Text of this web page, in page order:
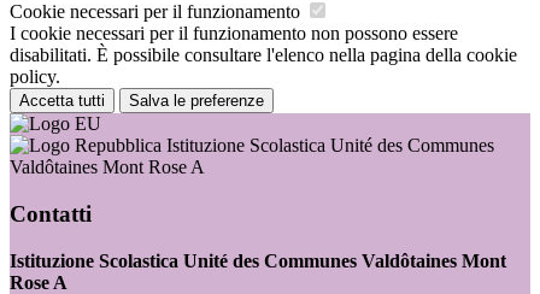
Cookie necessari per il funzionamento
I cookie necessari per il funzionamento non possono essere
disabilitati. È possibile consultare l'elenco nella pagina della cookie
policy.
Accetta tutti Salva le preferenze
Istituzione Scolastica Unité des Communes
Valdôtaines Mont Rose A
Contatti
Istituzione Scolastica Unité des Communes Valdôtaines Mont
Rose A